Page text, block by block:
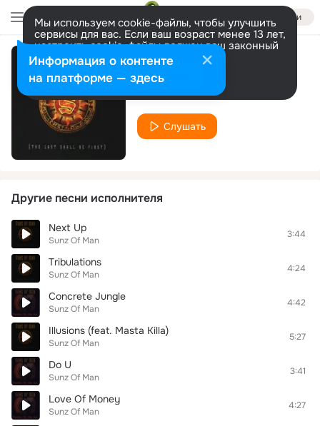
Войти
Мы используем cookie-файлы, чтобы улучшить
сервисы для вас. Если ваш возраст менее 13 лет,
настроить cookie-файлы должен ваш законный
представитель. Больше информации
Разрешить все Настроить
Intro
Sunz Of Man
Слушать
Другие песни исполнителя
Next Up
Sunz Of Man
3:44
Tribulations
Sunz Of Man
4:24
Concrete Jungle
Sunz Of Man
4:42
Illusions (feat. Masta Killa)
Sunz Of Man
5:27
Do U
Sunz Of Man
3:41
Love Of Money
Sunz Of Man
4:27
Информация о контенте
на платформе — здесь